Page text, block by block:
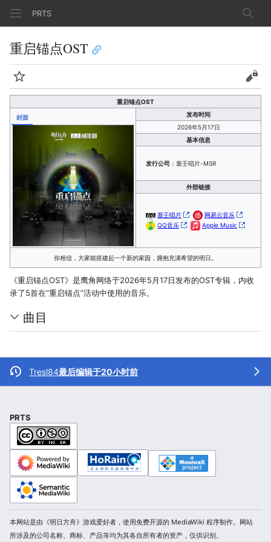
PRTS 搜索
重启锚点OST
监视 查看
重启锚点OST
封面
发布时间
2026年5月17日
基本信息
发行公司 ：塞壬唱片-MSR
外部链接
塞壬唱片
网易云音乐
QQ音乐
Apple Music
你相信，大家能搭建起一个新的家园，拥抱充满希望的明日。
《重启锚点OST》是鹰角网络于2026年5月17日发布的OST专辑，内收
录了5首在“重启锚点”活动中使用的音乐。
曲目
Tresl84最后编辑于20小时前
PRTS
本网站是由《明日方舟》游戏爱好者，使用免费开源的 MediaWiki 程序制作。网站
所涉及的公司名称、商标、产品等均为其各自所有者的资产，仅供识别。